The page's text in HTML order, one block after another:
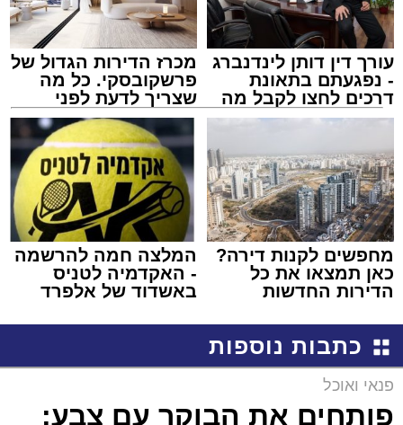
עורך דין דותן לינדנברג
- נפגעתם בתאונת
דרכים לחצו לקבל מה
שמגיע לכם
מכרז הדירות הגדול של
פרשקובסקי. כל מה
שצריך לדעת לפני
שמגישים הצעה לדירה
באשדוד
מחפשים לקנות דירה?
כאן תמצאו את כל
הדירות החדשות
המלצה חמה להרשמה
- האקדמיה לטניס
באשדוד של אלפרד
כתבות נוספות
פנאי ואוכל
פותחים את הבוקר עם צבע: